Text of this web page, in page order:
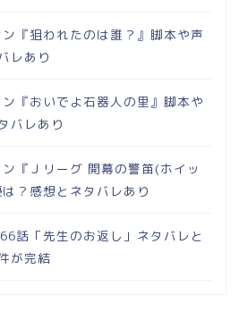
『狙われたのは誰？』脚本や声
レあり
『おいでよ石器人の里』脚本や
バレあり
『Ｊリーグ 開幕の警笛(ホイッ
？感想とネタバレあり
話「先生のお返し」ネタバレと
が完結